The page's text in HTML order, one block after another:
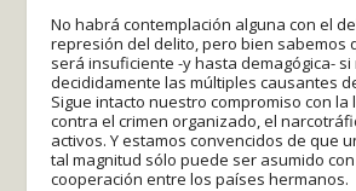
No habrá contemplación alguna con el
represión del delito, pero bien sabemos
será insuficiente -y hasta demagógica-
decididamente las múltiples causantes
Sigue intacto nuestro compromiso con la
contra el crimen organizado, el
activos. Y estamos convencidos de que
tal magnitud sólo puede ser asumido
cooperación entre los países hermanos.